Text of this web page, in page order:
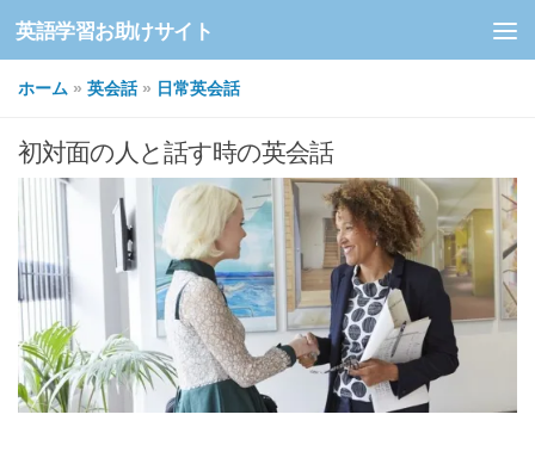
コンテンツへスキップ
英語学習お助けサイト
ホーム » 英会話 » 日常英会話
初対面の人と話す時の英会話